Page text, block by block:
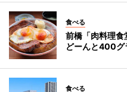
食べる
前橋「肉料理
どーんと400グ
食べる